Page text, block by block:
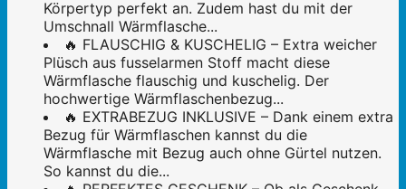
Körpertyp perfekt an. Zudem hast du mit der
Umschnall Wärmflasche...
🔥 FLAUSCHIG & KUSCHELIG – Extra weicher
Plüsch aus fusselarmen Stoff macht diese
Wärmflasche flauschig und kuschelig. Der
hochwertige Wärmflaschenbezug...
🔥 EXTRABEZUG INKLUSIVE – Dank einem extra
Bezug für Wärmflaschen kannst du die
Wärmflasche mit Bezug auch ohne Gürtel nutzen.
So kannst du die...